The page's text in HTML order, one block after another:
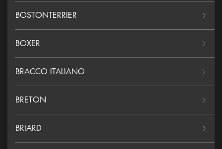
BOSTONTERRIER
BOXER
BRACCO ITALIANO
BRETON
BRIARD